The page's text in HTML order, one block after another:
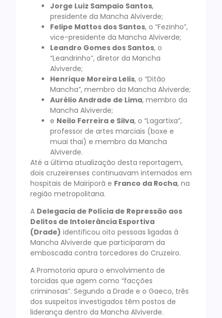
Jorge Luiz Sampaio Santos,
presidente da Mancha Alviverde;
Felipe Mattos dos Santos, o “Fezinho”,
vice-presidente da Mancha Alviverde;
Leandro Gomes dos Santos, o
“Leandrinho”, diretor da Mancha
Alviverde;
Henrique Moreira Lelis, o “Ditão
Mancha”, membro da Mancha Alviverde;
Aurélio Andrade de Lima, membro da
Mancha Alviverde;
e Neilo Ferreira e Silva, o “Lagartixa”,
professor de artes marciais (boxe e
muai thai) e membro da Mancha
Alviverde.
Até a última atualização desta reportagem,
dois cruzeirenses continuavam internados em
hospitais de Mairiporã e Franco da Rocha, na
região metropolitana.
A Delegacia de Polícia de Repressão aos
Delitos de Intolerância Esportiva
(Drade) identificou oito pessoas ligadas à
Mancha Alviverde que participaram da
emboscada contra torcedores do Cruzeiro.
A Promotoria apura o envolvimento de
torcidas que agem como “facções
criminosas”. Segundo a Drade e o Gaeco, três
dos suspeitos investigados têm postos de
liderança dentro da Mancha Alviverde.